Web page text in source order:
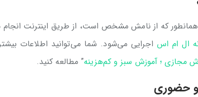
که از نامش مشخص است، از طریق اینترنت
ال ام اس اجرایی می‌شود. شما می‌توانید اطلاعات
مجازی ؛ آموزش سبز و کم‌هزینه” مطالعه کنید.
حضوری